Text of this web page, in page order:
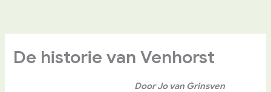
De historie van Venhorst
Door Jo van Grinsven